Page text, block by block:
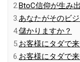
2.BtoC信仰が生み
3.あなたがそのビ
4.儲かりますか？
5.お客様にタダで
6.お客様にタダで